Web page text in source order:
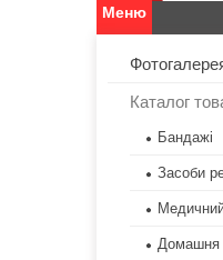
Каталог
Бандажі
Засоби
Домашня